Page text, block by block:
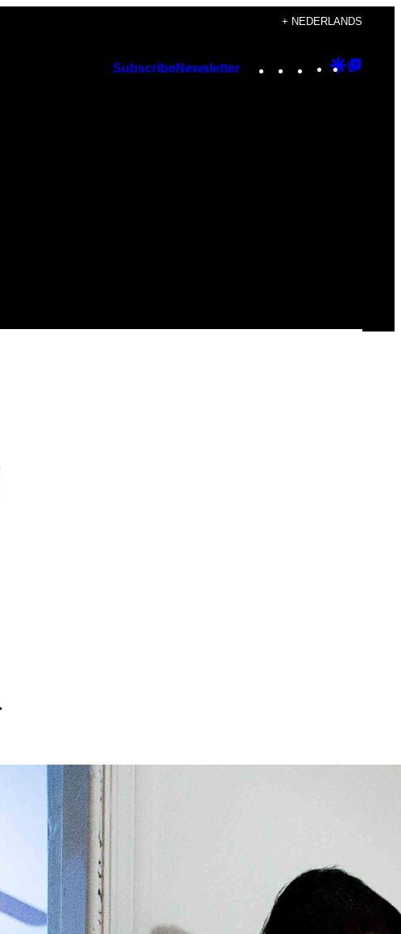
+ NEDERLANDS
SubscribeNewsletter Instagram
TikTok
YouTube
Google